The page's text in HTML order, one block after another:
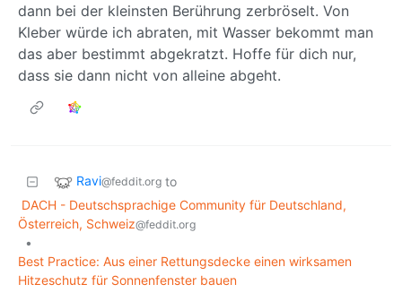
dann bei der kleinsten Berührung zerbröselt. Von
Kleber würde ich abraten, mit Wasser bekommt man
das aber bestimmt abgekratzt. Hoffe für dich nur,
dass sie dann nicht von alleine abgeht.
Ravi@feddit.org to
DACH - Deutschsprachige Community für Deutschland,
Österreich, Schweiz@feddit.org
•
Best Practice: Aus einer Rettungsdecke einen wirksamen
Hitzeschutz für Sonnenfenster bauen